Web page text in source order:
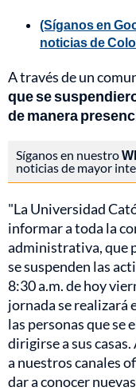
(Síganos en
noticias de
A través de un
que se
de manera
Síganos en nuestro
noticias de mayor
"La Universidad
informar a toda la
administrativa, que
se suspenden las
8:30 a.m. de hoy
jornada se realizará
las personas que se
dirigirse a sus
a nuestros canales
dar a conocer